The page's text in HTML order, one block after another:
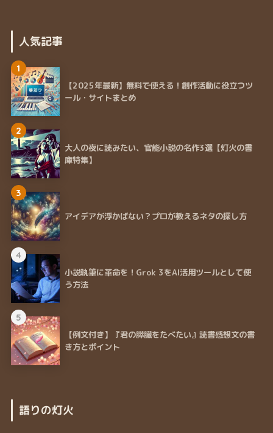
人気記事
1
【2025年最新】無料で使える！創作活動に役立つツ
ール・サイトまとめ
2
大人の夜に読みたい、官能小説の名作3選【灯火の書
庫特集】
3
アイデアが浮かばない？プロが教えるネタの探し方
4
小説執筆に革命を！Grok 3をAI活用ツールとして使
う方法
5
【例文付き】『君の膵臓をたべたい』読書感想文の書
き方とポイント
語りの灯火